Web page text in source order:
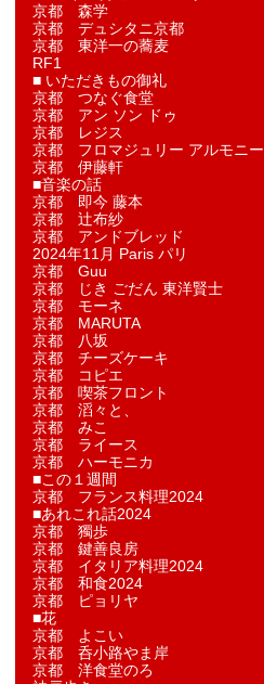
京都 森学
京都 デュシタニ京都
京都 東洋一の蕎麦
RF1
■ いただきもの御礼
京都 つなぐ食堂
京都 アン ソン ドゥ
京都 レジス
京都 フロマジュリー アルモニー
京都 伊藤軒
■音楽の話
京都 即今 藤本
京都 辻布紗
京都 アンドブレッド
2024年11月 Paris パリ
京都 Guu
京都 じき ごだん 東洋賢士
京都 モーネ
京都 MARUTA
京都 八坂
京都 チーズケーキ
京都 コピエ
京都 喫茶フロント
京都 滔々と、
京都 みこ
京都 ライース
京都 ハーモニカ
■この１週間
京都 フランス料理2024
■あれこれ話2024
京都 獨歩
京都 鍵善良房
京都 イタリア料理2024
京都 和食2024
京都 ピョリヤ
■花
京都 よこい
京都 呑小路やま岸
京都 洋食堂のろ